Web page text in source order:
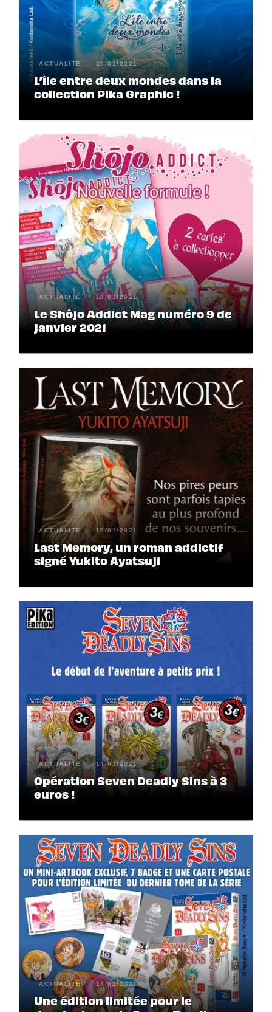
ACTUALITÉ 20/01/2021
L’île entre deux mondes dans la
collection Pika Graphic !
ACTUALITÉ 18/01/2021
Le Shôjo Addict Mag numéro 9 de
janvier 2021
ACTUALITÉ 15/01/2021
Last Memory, un roman addictif
signé Yukito Ayatsuji
ACTUALITÉ 14/01/2021
Opération Seven Deadly Sins à 3
euros !
ACTUALITÉ 14/01/2021
Une édition limitée pour le